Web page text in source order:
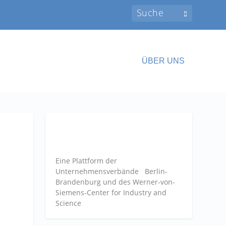
ÜBER UNS
Eine Plattform der
Unternehmensverbände Berlin-
Brandenburg und des Werner-von-
Siemens-Center for Industry and
Science